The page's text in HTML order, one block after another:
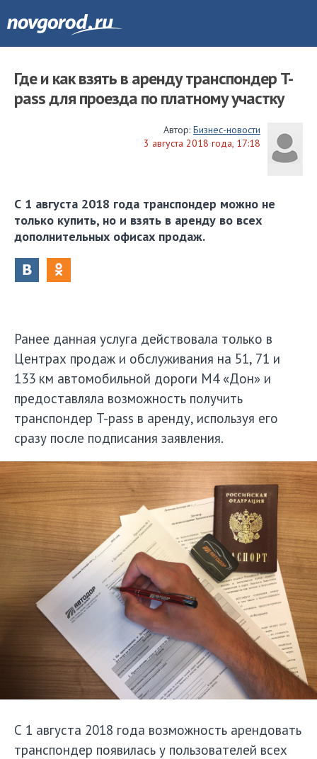
Где и как взять в аренду транспондер T-
pass для проезда по платному участку
Автор: Бизнес-новости
3 августа 2018 года, 17:18
С 1 августа 2018 года транспондер можно не
только купить, но и взять в аренду во всех
дополнительных офисах продаж.
Ранее данная услуга действовала только в
Центрах продаж и обслуживания на 51, 71 и
133 км автомобильной дороги М4 «Дон» и
предоставляла возможность получить
транспондер T-pass в аренду, используя его
сразу после подписания заявления.
С 1 августа 2018 года возможность арендовать
транспондер появилась у пользователей всех